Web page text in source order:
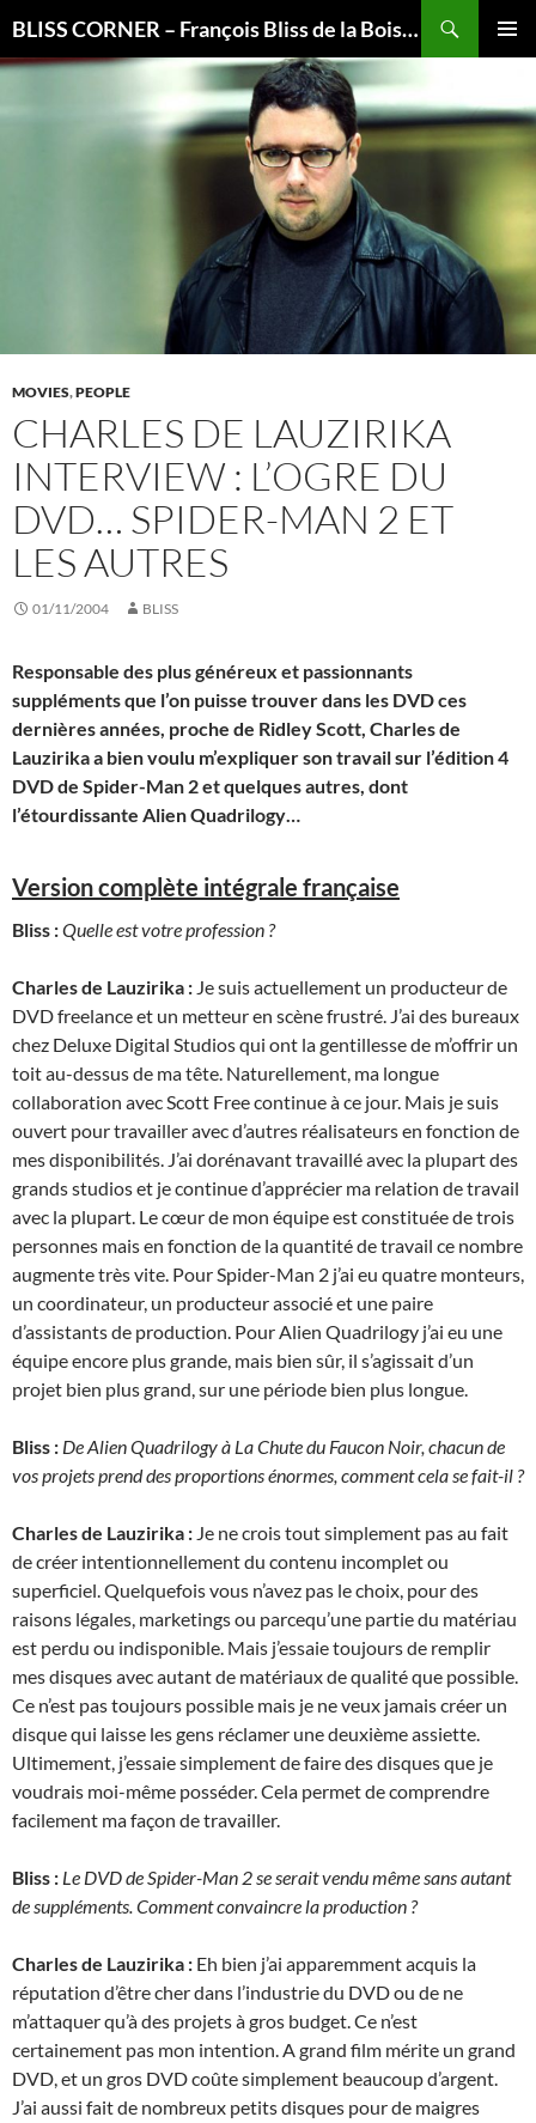
BLISS CORNER – François Bliss de la Boissière is here
AU
MOVIES,PEOPLE
CHARLES DE LAUZIRIKA
INTERVIEW : L’OGRE DU
DVD… SPIDER-MAN 2 ET
LES AUTRES
01/11/2004 BLISS
Responsable des plus généreux et passionnants
suppléments que l’on puisse trouver dans les DVD ces
dernières années, proche de Ridley Scott, Charles de
Lauzirika a bien voulu m’expliquer son travail sur l’édition 4
DVD de Spider-Man 2 et quelques autres, dont
l’étourdissante Alien Quadrilogy…
Version complète intégrale française
Bliss :Quelle est votre profession ?
Charles de Lauzirika : Je suis actuellement un producteur de
DVD freelance et un metteur en scène frustré. J’ai des bureaux
chez Deluxe Digital Studios qui ont la gentillesse de m’offrir un
toit au-dessus de ma tête. Naturellement, ma longue
collaboration avec Scott Free continue à ce jour. Mais je suis
ouvert pour travailler avec d’autres réalisateurs en fonction de
mes disponibilités. J’ai dorénavant travaillé avec la plupart des
grands studios et je continue d’apprécier ma relation de travail
avec la plupart. Le cœur de mon équipe est constituée de trois
personnes mais en fonction de la quantité de travail ce nombre
augmente très vite. Pour Spider-Man 2 j’ai eu quatre monteurs,
un coordinateur, un producteur associé et une paire
d’assistants de production. Pour Alien Quadrilogy j’ai eu une
équipe encore plus grande, mais bien sûr, il s’agissait d’un
projet bien plus grand, sur une période bien plus longue.
Bliss : De Alien Quadrilogy à La Chute du Faucon Noir, chacun de
vos projets prend des proportions énormes, comment cela se fait-il ?
Charles de Lauzirika : Je ne crois tout simplement pas au fait
de créer intentionnellement du contenu incomplet ou
superficiel. Quelquefois vous n’avez pas le choix, pour des
raisons légales, marketings ou parcequ’une partie du matériau
est perdu ou indisponible. Mais j’essaie toujours de remplir
mes disques avec autant de matériaux de qualité que possible.
Ce n’est pas toujours possible mais je ne veux jamais créer un
disque qui laisse les gens réclamer une deuxième assiette.
Ultimement, j’essaie simplement de faire des disques que je
voudrais moi-même posséder. Cela permet de comprendre
facilement ma façon de travailler.
Bliss : Le DVD de Spider-Man 2 se serait vendu même sans autant
de suppléments. Comment convaincre la production ?
Charles de Lauzirika : Eh bien j’ai apparemment acquis la
réputation d’être cher dans l’industrie du DVD ou de ne
m’attaquer qu’à des projets à gros budget. Ce n’est
certainement pas mon intention. A grand film mérite un grand
DVD, et un gros DVD coûte simplement beaucoup d’argent.
J’ai aussi fait de nombreux petits disques pour de maigres